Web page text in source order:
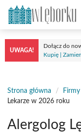
Przejdź
treści
UWAGA!
Dołącz do
Kupię |
Strona główna / Firmy
Lekarze w 2026 roku
Alergolog